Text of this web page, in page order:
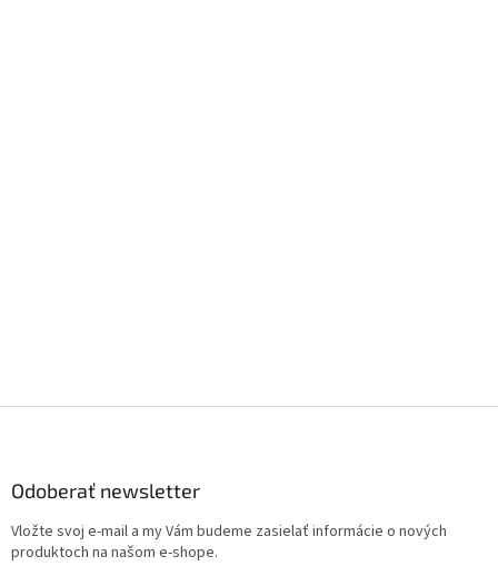
Odoberať newsletter
Vložte svoj e-mail a my Vám budeme zasielať informácie o nových
produktoch na našom e-shope.